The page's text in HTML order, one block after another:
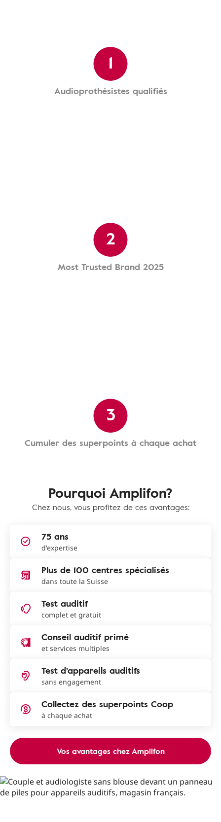
1
Audioprothésistes qualifiés
2
Most Trusted Brand 2025
3
Cumuler des superpoints à chaque achat
Pourquoi Amplifon?
Chez nous, vous profitez de ces avantages:
75 ans
d'expertise
Plus de 100 centres spécialisés
dans toute la Suisse
Test auditif
complet et gratuit
Conseil auditif primé
et services multiples
Test d'appareils auditifs
sans engagement
Collectez des superpoints Coop
à chaque achat
Vos avantages chez Amplifon